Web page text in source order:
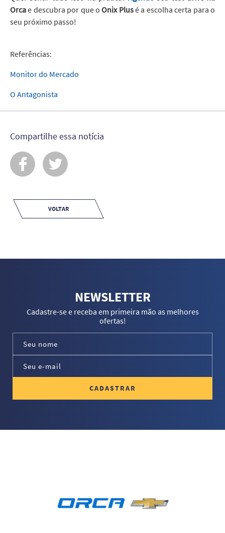
Orcae descubra por que oOnix Plusé a escolha certa para o
seu próximo passo!
Referências:
Monitor do Mercado
O Antagonista
Compartilhe essa notícia
VOLTAR
NEWSLETTER
Cadastre-se e receba em primeira mão as melhores
ofertas!
CADASTRAR